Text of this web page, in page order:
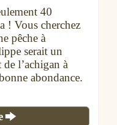
40
! Vous cherchez
pêche à
serait un
l’achigan à
abondance.